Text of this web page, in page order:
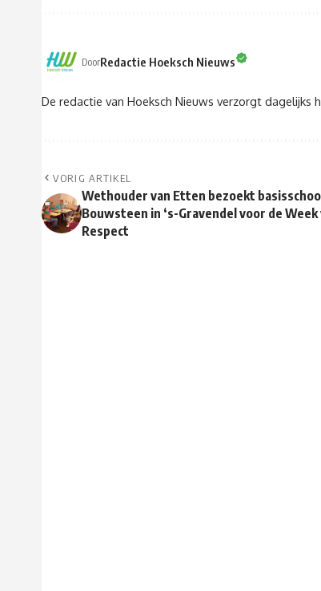
DoorRedactie Hoeksch Nieuws
De redactie van Hoeksch Nieuws verzorgt dagelijks
VORIG ARTIKEL
Wethouder van Etten bezoekt
Bouwsteen in ‘s-Gravendel voor de Week
Respect